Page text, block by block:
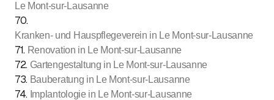
Le Mont-sur-Lausanne
70.
Kranken- und Hauspflegeverein in Le Mont-sur-Lausanne
71. Renovation in Le Mont-sur-Lausanne
72. Gartengestaltung in Le Mont-sur-Lausanne
73. Bauberatung in Le Mont-sur-Lausanne
74. Implantologie in Le Mont-sur-Lausanne